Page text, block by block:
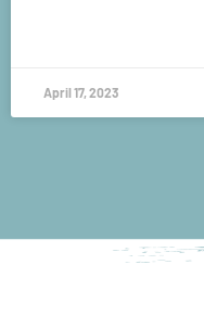
April 17, 2023